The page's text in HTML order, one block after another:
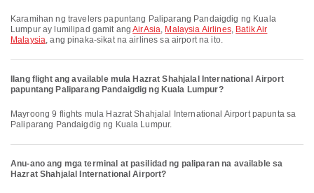
Karamihan ng travelers papuntang Paliparang Pandaigdig ng Kuala
Lumpur ay lumilipad gamit angAirAsia, Malaysia Airlines, Batik Air
Malaysia, ang pinaka-sikat na airlines sa airport na ito.
Ilang flight ang available mula Hazrat Shahjalal International Airport
papuntang Paliparang Pandaigdig ng Kuala Lumpur?
Mayroong 9 flights mula Hazrat Shahjalal International Airport papunta sa
Paliparang Pandaigdig ng Kuala Lumpur.
Anu-ano ang mga terminal at pasilidad ng paliparan na available sa
Hazrat Shahjalal International Airport?